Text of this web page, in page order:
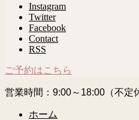
Instagram
Twitter
Facebook
Contact
RSS
ご予約はこちら
営業時間：9:00～18:00（不定
ホーム